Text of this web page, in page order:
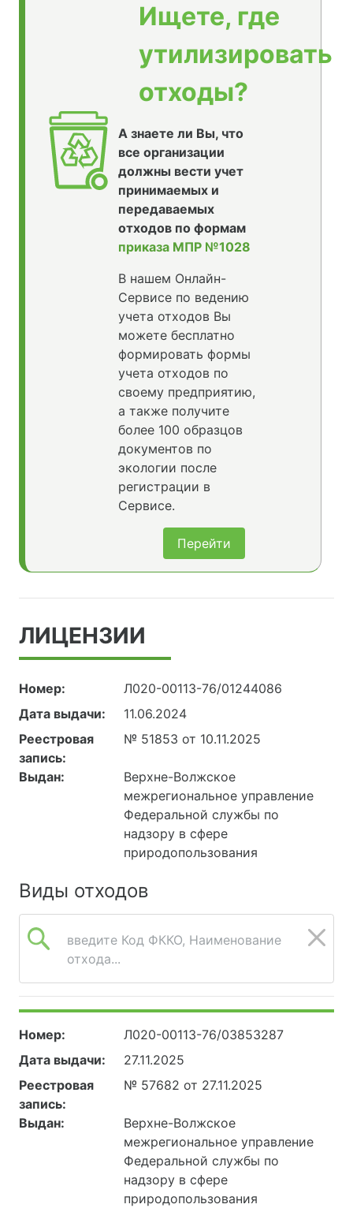
Ищете, где
утилизировать
отходы?
А знаете ли Вы, что
все организации
должны вести учет
принимаемых и
передаваемых
отходов по формам
приказа МПР №1028
В нашем Онлайн-
Сервисе по ведению
учета отходов Вы
можете бесплатно
формировать формы
учета отходов по
своему предприятию,
а также получите
более 100 образцов
документов по
экологии после
регистрации в
Сервисе.
Перейти
ЛИЦЕНЗИИ
Номер:
Л020-00113-76/01244086
Дата выдачи:
11.06.2024
Реестровая
запись:
№ 51853 от 10.11.2025
Выдан:
Верхне-Волжское
межрегиональное управление
Федеральной службы по
надзору в сфере
природопользования
Виды отходов
введите Код ФККО, Наименование
отхода...
Номер:
Л020-00113-76/03853287
Дата выдачи:
27.11.2025
Реестровая
запись:
№ 57682 от 27.11.2025
Выдан:
Верхне-Волжское
межрегиональное управление
Федеральной службы по
надзору в сфере
природопользования